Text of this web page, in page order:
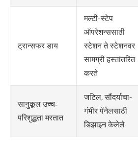
ट्रान्सफर डाय
मल्टी-स्टेप
ऑपरेशन्ससाठी
स्टेशन ते स्टेशनवर
सामग्री हस्तांतरित
करते
सानुकूल उच्च-
परिशुद्धता मरतात
जटिल, सौंदर्याचा-
गंभीर पॅनेलसाठी
डिझाइन केलेले